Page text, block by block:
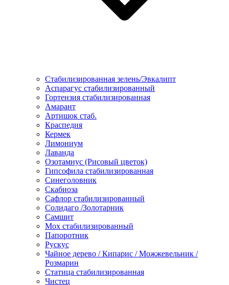
Стабилизированная зелень/Эвкалипт
Аспарагус стабилизированный
Гортензия стабилизированная
Амарант
Артишок стаб.
Краспедия
Кермек
Лимониум
Лаванда
Озотамнус (Рисовый цветок)
Гипсофила стабилизированная
Синеголовник
Скабиоза
Сафлор стабилизированный
Солидаго /Золотарник
Самшит
Мох стабилизированный
Папоротник
Рускус
Чайное дерево / Кипарис / Можжевельник /
Розмарин
Статица стабилизированная
Чистец